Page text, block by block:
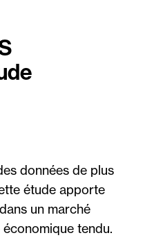
données de plus
étude apporte
un marché
tendu.